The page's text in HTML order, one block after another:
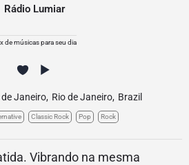
Rádio Lumiar
de músicas para seu dia
de Janeiro, Rio de Janeiro, Brazil
Classic Rock Pop Rock
Vibrando na mesma